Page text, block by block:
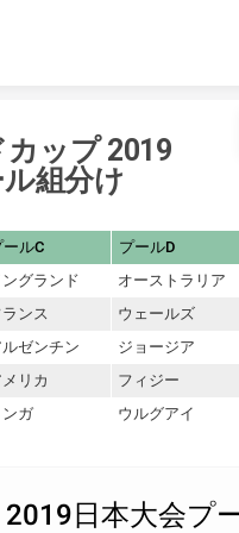
ップ 2019
組分け
ールC
プールD
ングランド
オーストラリア
ランス
ウェールズ
ルゼンチン
ジョージア
リカ
フィジー
ンガ ウルグアイ
日本大会プ